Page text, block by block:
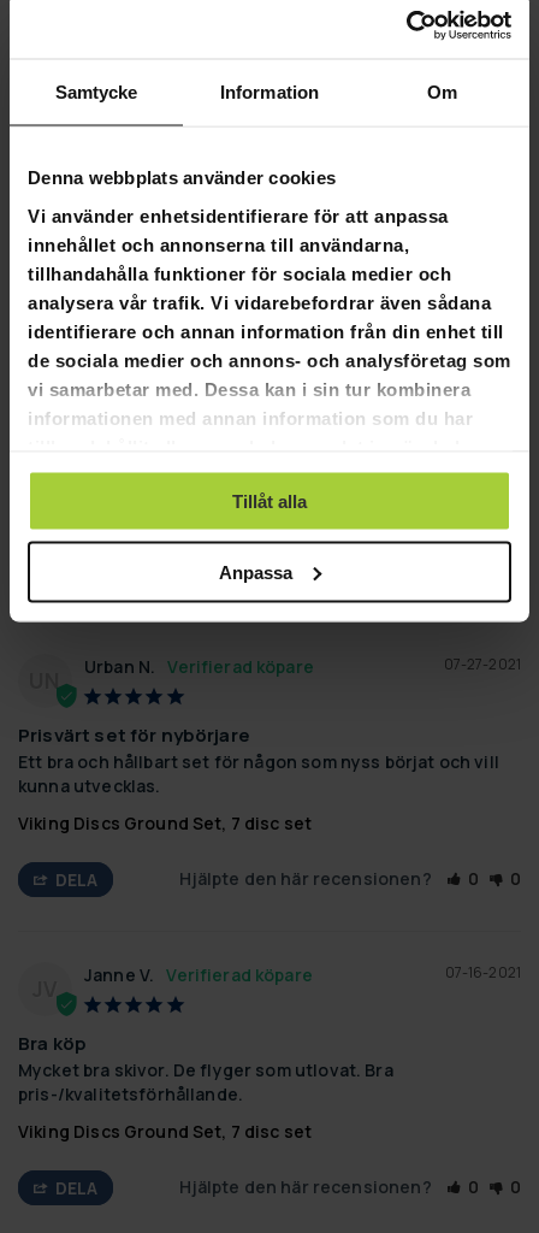
Samtycke Information Om
Denna webbplats använder cookies
Vi använder enhetsidentifierare för att anpassa
innehållet och annonserna till användarna,
tillhandahålla funktioner för sociala medier och
analysera vår trafik. Vi vidarebefordrar även sådana
identifierare och annan information från din enhet till
de sociala medier och annons- och analysföretag som
vi samarbetar med. Dessa kan i sin tur kombinera
informationen med annan information som du har
använt deras tjänster.
Tillåt alla
Anpassa
2
1
0
0
0
SKRIV EN RECENSION
Recensioner Frågor
UN
07-27-2021
Urban N.
Prisvärt set för nybörjare
Ett bra och hållbart set för någon som nyss börjat och vill
kunna utvecklas.
Viking Discs Ground Set, 7 disc set
DELA Hjälpte den här recensionen? 0 0
07-16-2021
Janne V.
Bra köp
Mycket bra skivor. De flyger som utlovat. Bra
pris-/kvalitetsförhållande.
Viking Discs Ground Set, 7 disc set
DELA Hjälpte den här recensionen? 0 0